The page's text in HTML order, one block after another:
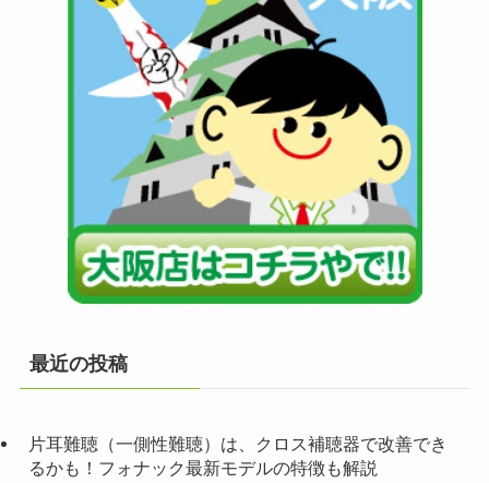
最近の投稿
片耳難聴（一側性難聴）は、クロス補聴器で改善でき
るかも！フォナック最新モデルの特徴も解説